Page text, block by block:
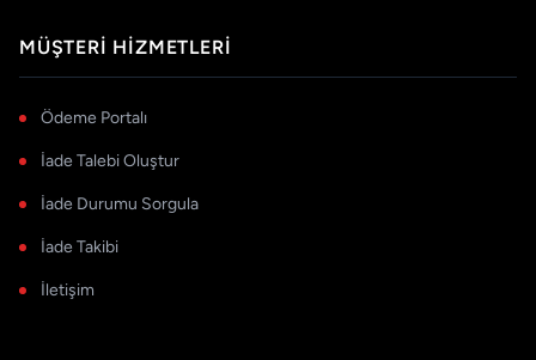
MÜŞTERI HIZMETLERI
Ödeme Portalı
İade Talebi Oluştur
İade Durumu Sorgula
İade Takibi
İletişim